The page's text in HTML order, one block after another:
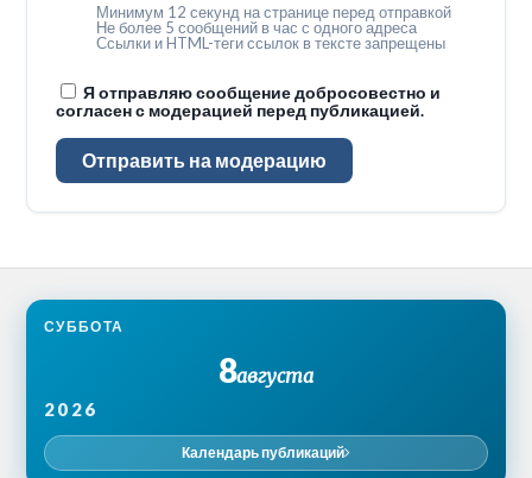
Минимум 12 секунд на странице перед отправкой
Не более 5 сообщений в час с одного адреса
Ссылки и HTML-теги ссылок в тексте запрещены
Я отправляю сообщение добросовестно и
согласен с модерацией перед публикацией.
Отправить на модерацию
СУББОТА
8августа
2026
Календарь публикаций